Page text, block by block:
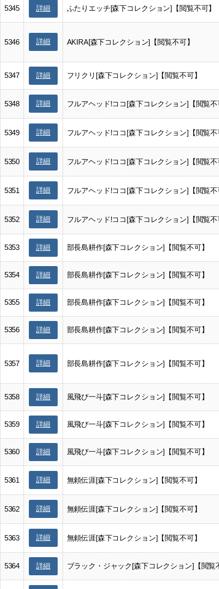
5345 詳細 ふたりエッチ[森下コレクション]【閲覧不可】
5346 詳細 AKIRA[森下コレクション]【閲覧不可】
5347 詳細 フリクリ[森下コレクション]【閲覧不可】
5348 詳細 フルアヘッド!ココ[森下コレクション]【閲覧
5349 詳細 フルアヘッド!ココ[森下コレクション]【閲覧
5350 詳細 フルアヘッド!ココ[森下コレクション]【閲覧
5351 詳細 フルアヘッド!ココ[森下コレクション]【閲覧
5352 詳細 フルアヘッド!ココ[森下コレクション]【閲覧
5353 詳細 部長島耕作[森下コレクション]【閲覧不可】
5354 詳細 部長島耕作[森下コレクション]【閲覧不可】
5355 詳細 部長島耕作[森下コレクション]【閲覧不可】
5356 詳細 部長島耕作[森下コレクション]【閲覧不可】
5357 詳細 部長島耕作[森下コレクション]【閲覧不可】
5358 詳細 風飛び一斗[森下コレクション]【閲覧不可】
5359 詳細 風飛び一斗[森下コレクション]【閲覧不可】
5360 詳細 風飛び一斗[森下コレクション]【閲覧不可】
5361 詳細 無頼伝涯[森下コレクション]【閲覧不可】
5362 詳細 無頼伝涯[森下コレクション]【閲覧不可】
5363 詳細 無頼伝涯[森下コレクション]【閲覧不可】
5364 詳細 ブラック・ジャック[森下コレクション]【閲覧